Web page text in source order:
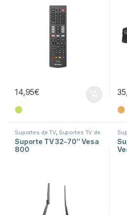
14,95€
⬤ ⬤
Suportes de TV, Suportes TV de
Móvel TV Áudio e Vídeo
Suporte TV 32-70″ Vesa
800